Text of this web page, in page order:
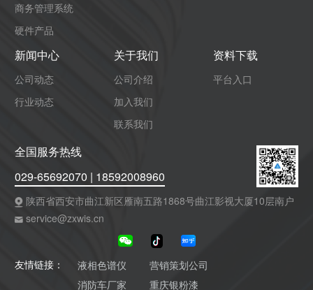
商务管理系统
硬件产品
新闻中心
公司动态
行业动态
关于我们
公司介绍
加入我们
联系我们
资料下载
平台入口
全国服务热线
029-65692070 | 18592008960
陕西省西安市曲江新区雁南五路1868号曲江影视大厦10层南户
service@zxwis.cn
友情链接： 液相色谱仪
营销策划公司
消防车厂家
重庆银粉漆